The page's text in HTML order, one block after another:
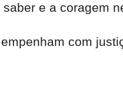
e a coragem
com